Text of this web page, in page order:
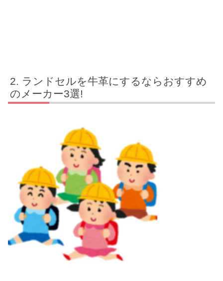
ランドセルを牛革にするならおすすめ
のメーカー3選!